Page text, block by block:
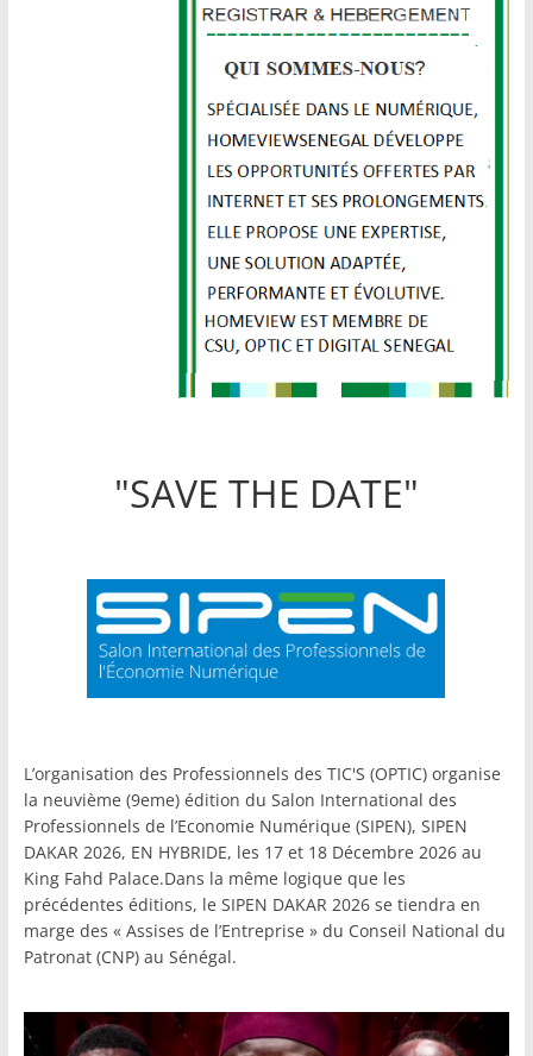
"SAVE THE DATE"
L’organisation des Professionnels des TIC'S (OPTIC) organise
la neuvième (9eme) édition du Salon International des
Professionnels de l’Economie Numérique (SIPEN), SIPEN
DAKAR 2026, EN HYBRIDE, les 17 et 18 Décembre 2026 au
King Fahd Palace.Dans la même logique que les
précédentes éditions, le SIPEN DAKAR 2026 se tiendra en
marge des « Assises de l’Entreprise » du Conseil National du
Patronat (CNP) au Sénégal.